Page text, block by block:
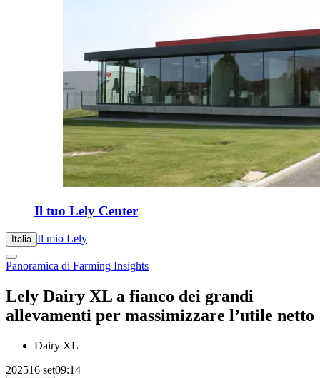
Il tuo Lely Center
Italia Il mio Lely
Panoramica di Farming Insights
Lely Dairy XL a fianco dei grandi
allevamenti per massimizzare l’utile netto
Dairy XL
202516 set09:14